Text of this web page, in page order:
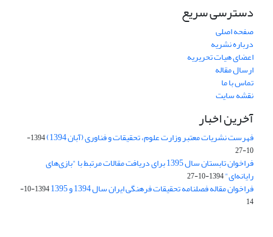
دسترسی سریع
صفحه اصلی
درباره نشریه
اعضای هیات تحریریه
ارسال مقاله
تماس با ما
نقشه سایت
آخرین اخبار
فهرست نشریات معتبر وزارت علوم، تحقیقات و فناوری (آبان 1394)
1394-
10-27
فراخوان تابستان سال 1395 برای دریافت مقالات مرتبط با "بازی‌های
رایانه‌ای"1394-10-27
فراخوان مقاله فصلنامه تحقیقات فرهنگی ایران سال 1394 و 1395
1394-10-
14